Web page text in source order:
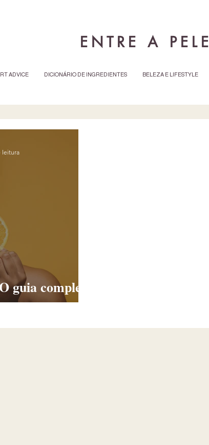
ADVICE DICIONÁRIO DE INGREDIENTES BELEZA E LIFESTYLE
ENTRE A PELE
guia completo
perfeita
leitura